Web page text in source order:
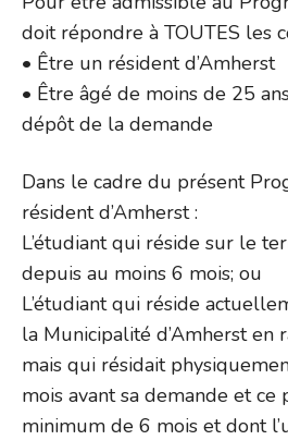
doit répondre à TOUTES les
• Être un résident d’Amherst
• Être âgé de moins de 25
dépôt de la demande
Dans le cadre du présent
résident d’Amherst :
L’étudiant qui réside sur le
depuis au moins 6 mois; ou
L’étudiant qui réside
la Municipalité d’Amherst en
mais qui résidait
mois avant sa demande et
minimum de 6 mois et dont